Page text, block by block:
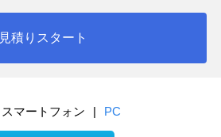
見積りスタート
スマートフォン | PC